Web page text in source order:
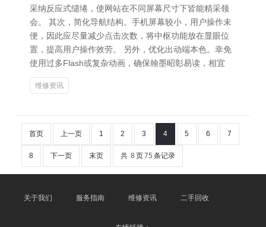
采纳反应式缱绻，使网站在不同屏幕尺寸下皆能精采领
会。 其次，简化导航结构。手机屏幕较小，用户操作未
便，因此应尽量减少点击次数，将中枢功能放在显眼位
置，提高用户操作效劳。 另外，优化出动端本色。幸免
使用过多Flash或复杂动画，确保翰墨昭彰易读，相宜
维修资讯
首页 上一页 1 2 3 4 5 6 7
8 下一页 末页 共 8 页75 条记录
关于我们 服务指南 维修资讯 二手回收